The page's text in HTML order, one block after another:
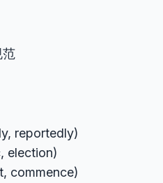
范
reportedly)
election)
commence)